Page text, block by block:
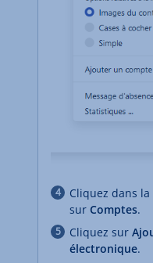
Cliquez dans
sur Comptes.
Cliquez sur
électronique.